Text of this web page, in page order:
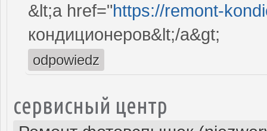
&lt;a href="https://remont-
кондиционеров&lt;/a&gt;
odpowiedz
сервисный центр